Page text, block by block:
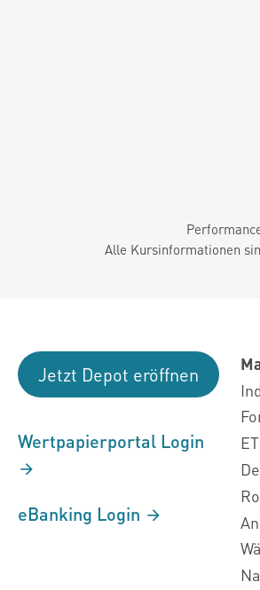
Alle Kursinformationen
Jetzt Depot eröffnen
Wertpapierportal Login
eBanking Login